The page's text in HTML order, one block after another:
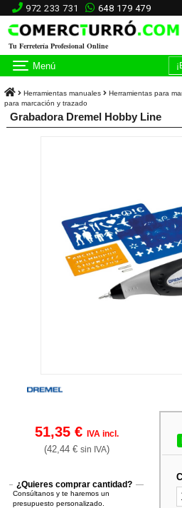
972 233 731 648 179 479
Tu Ferretería Profesional Online
Menú
Herramientas manuales Herramientas para
para marcación y trazado
Grabadora Dremel Hobby Line
51,35 € IVA incl.
(42,44 € sin IVA)
¿Quieres comprar cantidad?
Consúltanos y te haremos un
presupuesto personalizado.